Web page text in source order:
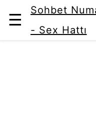
☰
Sohbet
- Sex Hattı